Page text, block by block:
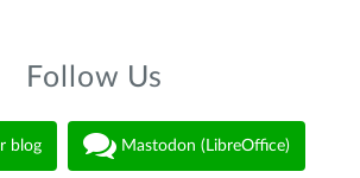
Follow Us
blog Mastodon (LibreOffice)